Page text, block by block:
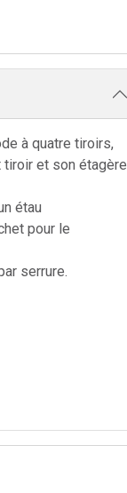
à quatre tiroirs,
tiroir et son étagère
étau
pour le
serrure.